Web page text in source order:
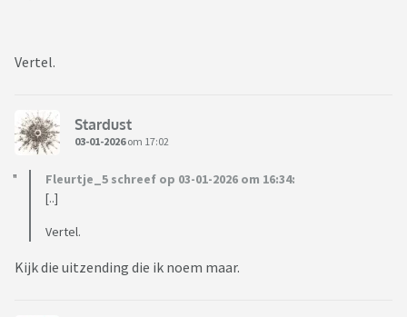
Vertel.
Stardust
03-01-2026om 17:02
Fleurtje_5 schreef op 03-01-2026 om 16:34:
[..]
Vertel.
Kijk die uitzending die ik noem maar.